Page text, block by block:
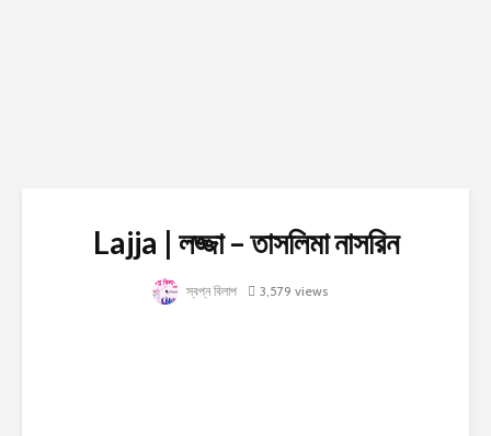
Lajja | লজ্জা – তাসলিমা নাসরিন
স্বপ্ন বিলাপ 3,579 views